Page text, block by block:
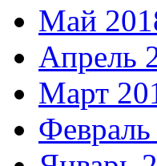
Май
Апрель
Март